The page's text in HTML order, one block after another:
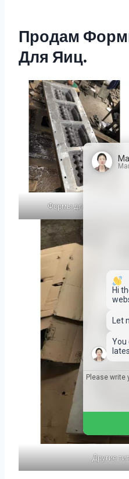
Продам
Для Яиц.
Формы для яиц
Другие
Hi
Let
You